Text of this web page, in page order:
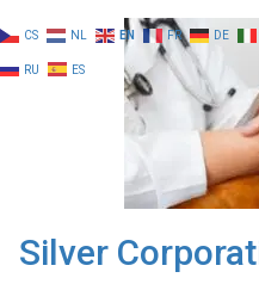
to
content
Silver
CS NL EN FR DE
RU ES